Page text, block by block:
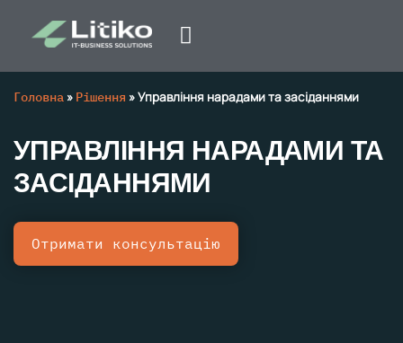
Головна » Рішення »Управління нарадами та засіданнями
УПРАВЛІННЯ НАРАДАМИ ТА
ЗАСІДАННЯМИ
Отримати консультацію